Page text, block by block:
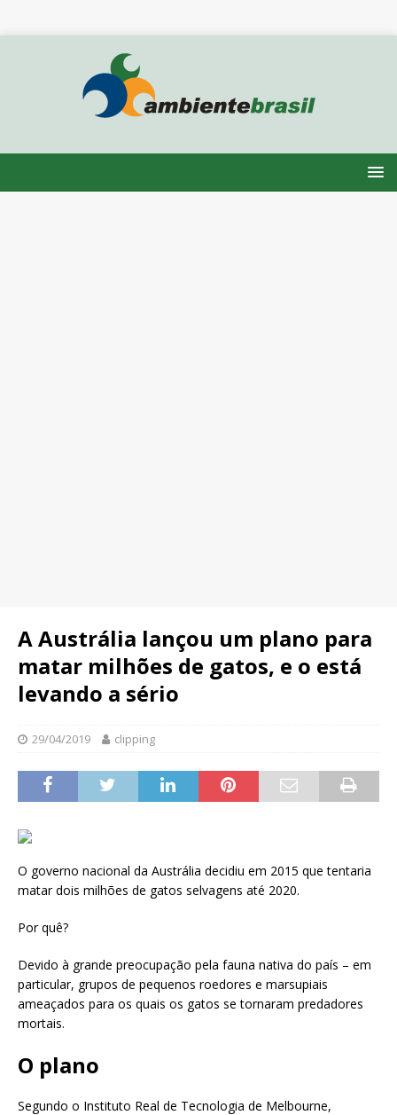
A Austrália lançou um plano para
matar milhões de gatos, e o está
levando a sério
29/04/2019 clipping
O governo nacional da Austrália decidiu em 2015 que tentaria
matar dois milhões de gatos selvagens até 2020.
Por quê?
Devido à grande preocupação pela fauna nativa do país – em
particular, grupos de pequenos roedores e marsupiais
ameaçados para os quais os gatos se tornaram predadores
mortais.
O plano
Segundo o Instituto Real de Tecnologia de Melbourne,